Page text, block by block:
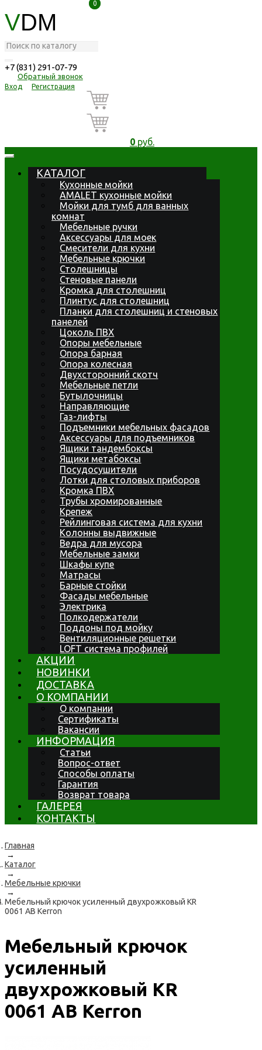
VDM
+7 (831) 291-07-79
Обратный звонок
Вход Регистрация
0
0
0руб.
КАТАЛОГ
Кухонные мойки
AMALET кухонные мойки
Мойки для тумб для ванных
комнат
Мебельные ручки
Аксессуары для моек
Смесители для кухни
Мебельные крючки
Столешницы
Стеновые панели
Кромка для столешниц
Плинтус для столешниц
Планки для столешниц и стеновых
панелей
Цоколь ПВХ
Опоры мебельные
Опора барная
Опора колесная
Двухсторонний скотч
Мебельные петли
Бутылочницы
Направляющие
Газ-лифты
Подъемники мебельных фасадов
Аксессуары для подъемников
Ящики тандембоксы
Ящики метабоксы
Посудосушители
Лотки для столовых приборов
Кромка ПВХ
Трубы хромированные
Крепеж
Рейлинговая система для кухни
Колонны выдвижные
Ведра для мусора
Мебельные замки
Шкафы купе
Матрасы
Барные стойки
Фасады мебельные
Электрика
Полкодержатели
Поддоны под мойку
Вентиляционные решетки
LOFT система профилей
АКЦИИ
НОВИНКИ
ДОСТАВКА
О КОМПАНИИ
О компании
Сертификаты
Вакансии
ИНФОРМАЦИЯ
Статьи
Вопрос-ответ
Способы оплаты
Гарантия
Возврат товара
ГАЛЕРЕЯ
КОНТАКТЫ
Главная
→
Каталог
→
Мебельные крючки
→
Мебельный крючок усиленный двухрожковый KR
0061 AB Kerron
Мебельный крючок
усиленный
двухрожковый KR
0061 AB Kerron